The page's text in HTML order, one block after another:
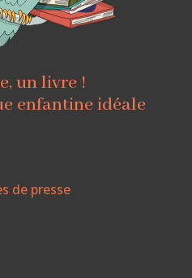
un livre !
enfantine idéale
de presse